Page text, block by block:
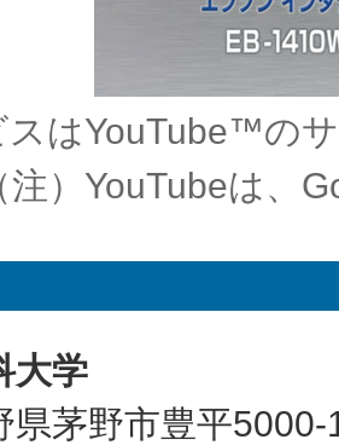
スはYouTube™の
注）YouTubeは、
大学
県茅野市豊平5000-